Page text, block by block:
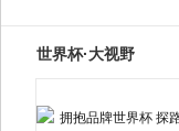
世界杯·大视野